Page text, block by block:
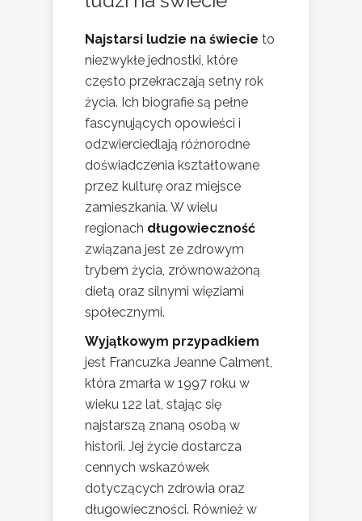
Najstarsi ludzie na świecie to
niezwykłe jednostki, które
często przekraczają setny rok
życia. Ich biografie są pełne
fascynujących opowieści i
odzwierciedlają różnorodne
doświadczenia kształtowane
przez kulturę oraz miejsce
zamieszkania. W wielu
regionach długowieczność
związana jest ze zdrowym
trybem życia, zrównoważoną
dietą oraz silnymi więziami
społecznymi.
Wyjątkowym przypadkiem
jest Francuzka Jeanne Calment,
która zmarła w 1997 roku w
wieku 122 lat, stając się
najstarszą znaną osobą w
historii. Jej życie dostarcza
cennych wskazówek
dotyczących zdrowia oraz
długowieczności. Również w